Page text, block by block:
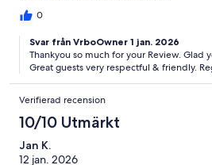
0
Svar från VrboOwner 1 jan. 2026
Thankyou so much for your Review. Glad
Great guests very respectful & friendly.
Verifierad recension
10/10 Utmärkt
Jan K.
12 jan. 2026